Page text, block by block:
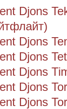
Djons
Djons
Djons
Djons
Djons
Djons